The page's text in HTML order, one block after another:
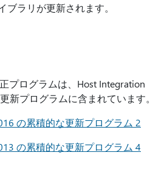
ブラリが更新されます。
プログラムは、Host Integration
新プログラムに含まれています。
の累積的な更新プログラム 2
の累積的な更新プログラム 4